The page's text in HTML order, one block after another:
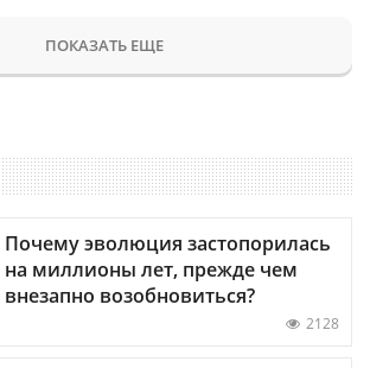
ПОКАЗАТЬ ЕЩЕ
Почему эволюция застопорилась
на миллионы лет, прежде чем
внезапно возобновиться?
2128